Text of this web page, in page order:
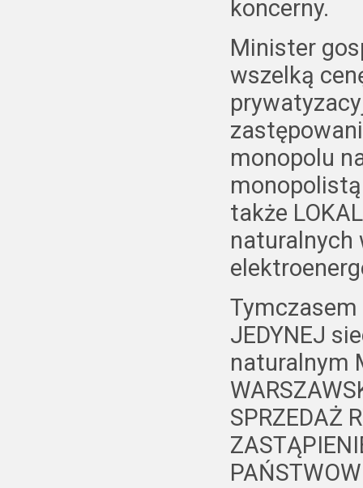
koncerny.
Minister
wszelką
monopolu
także
naturalnych
Tymczasem
JEDYNEJ
naturalnym
SPRZEDAŻ